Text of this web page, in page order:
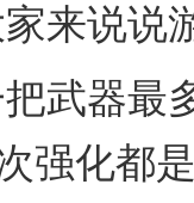
来说说
武器最
强化都